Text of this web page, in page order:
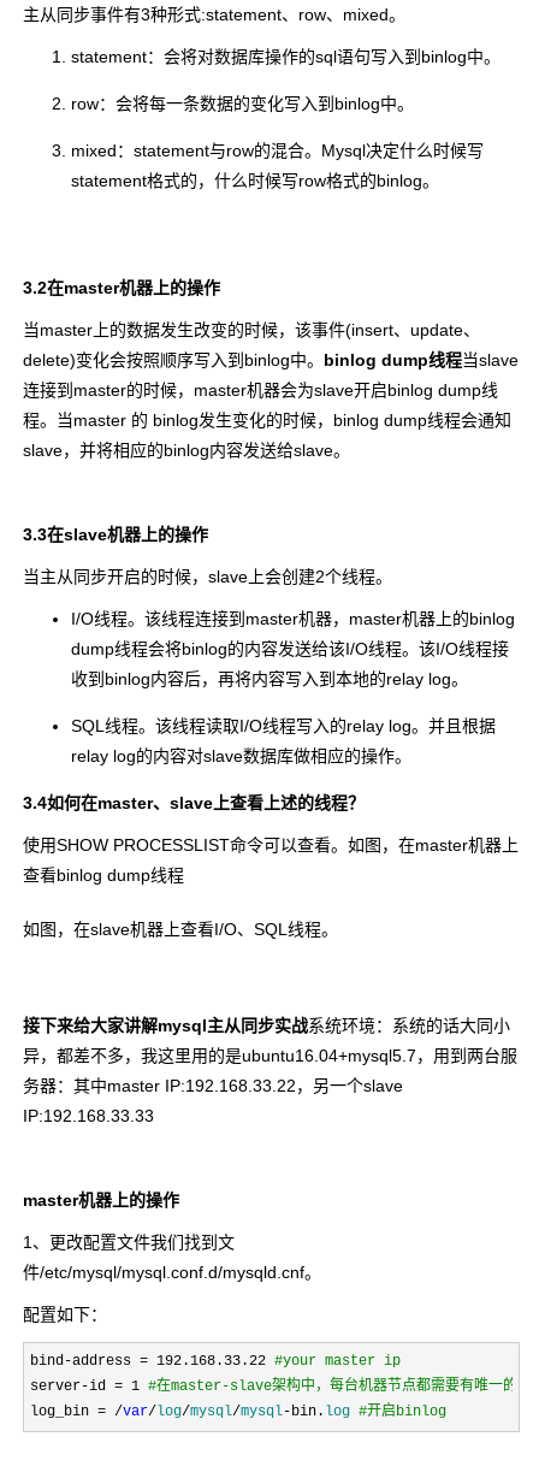
主从同步事件有3种形式:statement、row、mixed。
statement：会将对数据库操作的sql语句写入到binlog中。
row：会将每一条数据的变化写入到binlog中。
mixed：statement与row的混合。Mysql决定什么时候写
statement格式的，什么时候写row格式的binlog。
3.2在master机器上的操作
当master上的数据发生改变的时候，该事件(insert、update、
delete)变化会按照顺序写入到binlog中。 binlog dump线程当slave
连接到master的时候，master机器会为slave开启binlog dump线
程。当master 的 binlog发生变化的时候，binlog dump线程会通知
slave，并将相应的binlog内容发送给slave。
3.3在slave机器上的操作
当主从同步开启的时候，slave上会创建2个线程。
I/O线程。该线程连接到master机器，master机器上的binlog
dump线程会将binlog的内容发送给该I/O线程。该I/O线程接
收到binlog内容后，再将内容写入到本地的relay log。
SQL线程。该线程读取I/O线程写入的relay log。并且根据
relay log的内容对slave数据库做相应的操作。
3.4如何在master、slave上查看上述的线程？
使用SHOW PROCESSLIST命令可以查看。如图，在master机器上
查看binlog dump线程
如图，在slave机器上查看I/O、SQL线程。
接下来给大家讲解mysql主从同步实战系统环境：系统的话大同小
异，都差不多，我这里用的是ubuntu16.04+mysql5.7，用到两台服
务器：其中master IP:192.168.33.22，另一个slave
IP:192.168.33.33
master机器上的操作
1、更改配置文件我们找到文
件/etc/mysql/mysql.conf.d/mysqld.cnf。
配置如下：
bind-address = 192.168.33.22 #your master ip
server-id = 1 #在master-slave架构中，每台机器节点都需要有唯一的
log_bin = /var/ log/mysql/mysql-bin. log #开启binlog